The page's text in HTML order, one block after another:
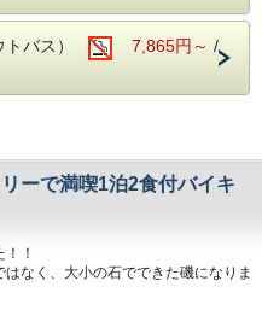
日(土)～2026年8月29日
ックアウト時刻が10：00
った和・洋・中のバイキン
ご宿泊のお客様の人数で変
お時間については当日ホテ
・洋・中のバイキング料理
ソフトドリンク飲み放題！
日ホテルへ直接お問合せ下さい。
トドリンク飲み放題！
しください。
上）を駐車希望の方はホテルへ直接
トバス） 7,865円～ /
ーで満喫1泊2食付バイキ
！
なく、大小の石でできた磯になりま